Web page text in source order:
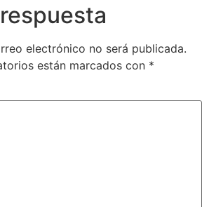
electrónico no será publicada.
están marcados con *